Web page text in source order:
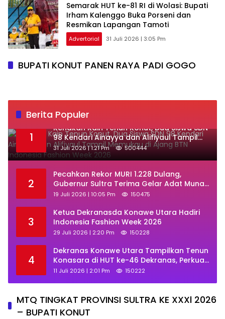
Semarak HUT ke-81 RI di Wolasi: Bupati
Irham Kalenggo Buka Porseni dan
Resmikan Lapangan Tamoti
Advertorial 31 Juli 2026 | 3:05 Pm
BUPATI KONUT PANEN RAYA PADI GOGO
Berita Populer
1
‎Kenakan Kain Tenun Konut, Dua Siswa SDN
98 Kendari Ainayya dan Alifiyaul Tampil
Memukau di Ajang BTN Indonesia Fashion
Week 2026
31 Juli 2026 | 1:21 Pm 500444
2
Pecahkan Rekor MURI 1.228 Dulang,
Gubernur Sultra Terima Gelar Adat Muna
dan Ajak KKMM Bersinergi
19 Juli 2026 | 10:05 Pm 150475
3
Ketua Dekranasda Konawe Utara Hadiri
Indonesia Fashion Week 2026
29 Juli 2026 | 2:20 Pm 150228
4
Dekranas Konawe Utara Tampilkan Tenun
Konasara di HUT ke-46 Dekranas, Perkuat
Promosi UMKM Daerah
11 Juli 2026 | 2:01 Pm 150222
MTQ TINGKAT PROVINSI SULTRA KE XXXl 2026
– BUPATI KONUT